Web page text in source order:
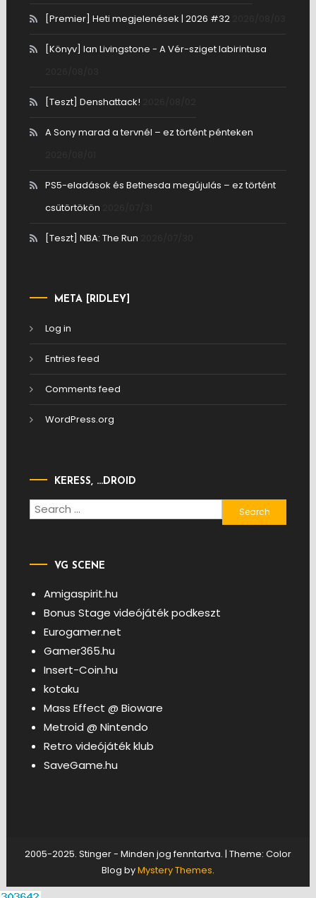
[Premier] Heti megjelenések | 2026 #32
[Könyv] Ian Livingstone - A Vér-sziget labirintusa
[Teszt] Denshattack!
A Sony marad a tervnél – ez történt pénteken
PS5-eladások és Bethesda megújulás – ez történt
csütörtökön
[Teszt] NBA: The Run
META [RIDLEY]
Log in
Entries feed
Comments feed
WordPress.org
KERESS, …DROID
Search
for:
VG SCENE
Amigaspirit.hu
Bonus Stage videójáték podkeszt
Eurogamer.net
Gamer365.hu
Insert-Coin.hu
kotaku
Mass Effect @ Bioware
Metroid @ Nintendo
Retro videójáték klub
SaveGame.hu
2005-2025. Stinger - Minden jog fenntartva. | Theme: Color
Blog byMystery Themes.